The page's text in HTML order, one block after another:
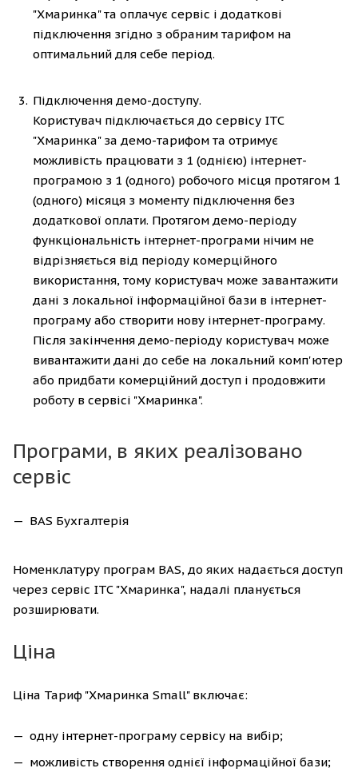
"Хмаринка" та оплачує сервіс і додаткові
підключення згідно з обраним тарифом на
оптимальний для себе період.
Підключення демо-доступу.
Користувач підключається до сервісу ІТС
"Хмаринка" за демо-тарифом та отримує
можливість працювати з 1 (однією) інтернет-
програмою з 1 (одного) робочого місця протягом 1
(одного) місяця з моменту підключення без
додаткової оплати. Протягом демо-періоду
функціональність інтернет-програми нічим не
відрізняється від періоду комерційного
використання, тому користувач може завантажити
дані з локальної інформаційної бази в інтернет-
програму або створити нову інтернет-програму.
Після закінчення демо-періоду користувач може
вивантажити дані до себе на локальний комп'ютер
або придбати комерційний доступ і продовжити
роботу в сервісі "Хмаринка".
Програми, в яких реалізовано
сервіс
BAS Бухгалтерія
Номенклатуру програм BAS, до яких надається доступ
через сервіс ІТС "Хмаринка", надалі планується
розширювати.
Ціна
Ціна Тариф "Хмаринка Small" включає:
одну інтернет-програму сервісу на вибір;
можливість створення однієї інформаційної бази;